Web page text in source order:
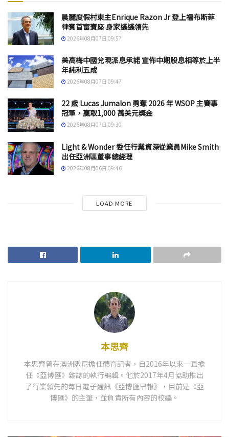
晨麗度假村東主Enrique Razon Jr 登上福布斯菲
律賓首富寶座 身家遙遙領先
2026年08月07日 09:57
美高梅中國兌現派息承諾 宣佈中期股息相等於上半
年純利五成
2026年08月07日 09:47
22 歲 Lucas Jumalon 勇奪 2026 年 WSOP 主賽事
冠軍，贏取1,000 萬美元獎金
2026年08月07日 09:30
Light & Wonder 委任行業資深從業員Mike Smith
出任亞洲區董事總經理
2026年08月06日 09:46
LOAD MORE
本思齊
本思齊曾在澳洲悉尼擔任體育記者，自2016年以來一直擔
任《亞博匯》雜誌的執行編輯。他於2017年4月協助推出
了行業領先的每日電子通訊《亞博匯早報》，目前是《亞
博匯》的主筆，並負責所有內容的校編。